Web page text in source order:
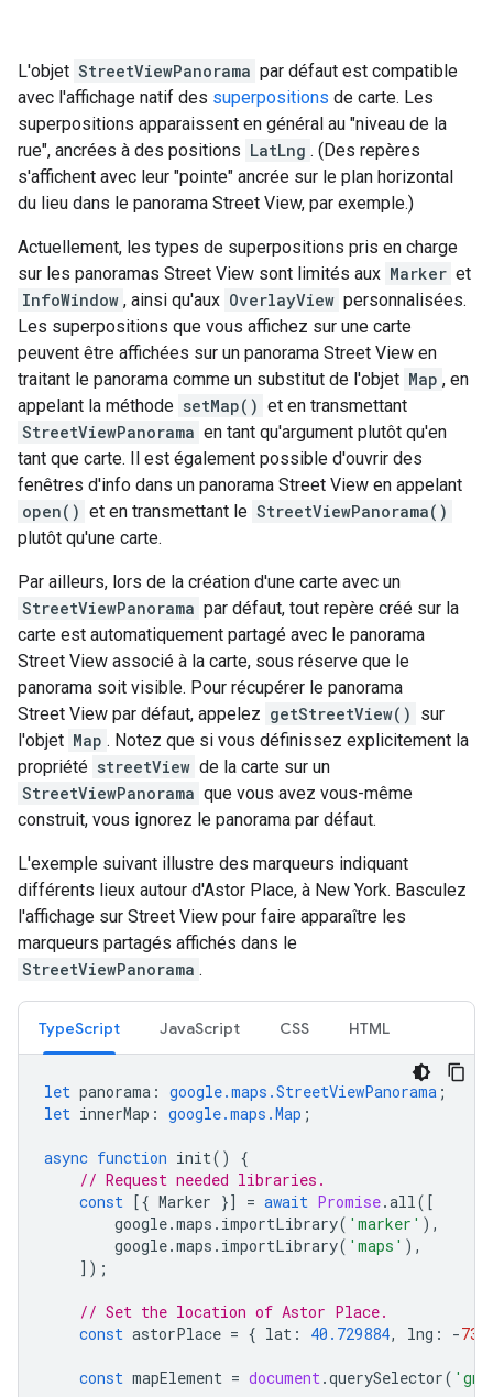
L'objet StreetViewPanorama par défaut est compatible
avec l'affichage natif des superpositions de carte. Les
superpositions apparaissent en général au "niveau de la
rue", ancrées à des positions LatLng . (Des repères
s'affichent avec leur "pointe" ancrée sur le plan horizontal
du lieu dans le panorama Street View, par exemple.)
Actuellement, les types de superpositions pris en charge
sur les panoramas Street View sont limités aux Marker et
InfoWindow , ainsi qu'aux OverlayView personnalisées.
Les superpositions que vous affichez sur une carte
peuvent être affichées sur un panorama Street View en
traitant le panorama comme un substitut de l'objet Map , en
appelant la méthode setMap() et en transmettant
StreetViewPanorama en tant qu'argument plutôt qu'en
tant que carte. Il est également possible d'ouvrir des
fenêtres d'info dans un panorama Street View en appelant
open() et en transmettant le StreetViewPanorama()
plutôt qu'une carte.
Par ailleurs, lors de la création d'une carte avec un
StreetViewPanorama par défaut, tout repère créé sur la
carte est automatiquement partagé avec le panorama
Street View associé à la carte, sous réserve que le
panorama soit visible. Pour récupérer le panorama
Street View par défaut, appelez getStreetView() sur
l'objet Map . Notez que si vous définissez explicitement la
propriété streetView de la carte sur un
StreetViewPanorama que vous avez vous-même
construit, vous ignorez le panorama par défaut.
L'exemple suivant illustre des marqueurs indiquant
différents lieux autour d'Astor Place, à New York. Basculez
l'affichage sur Street View pour faire apparaître les
marqueurs partagés affichés dans le
StreetViewPanorama .
TypeScript JavaScript CSS HTML
let panorama : google.maps.StreetViewPanorama ;
let innerMap : google.maps.Map ;
async function init()
{
// Request needed libraries.
const [{ Marker }] = await Promise.all([
google.maps . importLibrary( 'marker' ),
google.maps . importLibrary( 'maps' ),
]);
// Set the location of Astor Place.
const astorPlace = { lat : 40.729884, lng : -
const mapElement = document.querySelector(